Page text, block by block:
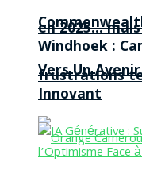
en 2025…
frustrations
Windhoek :
Vers Un
Innovant